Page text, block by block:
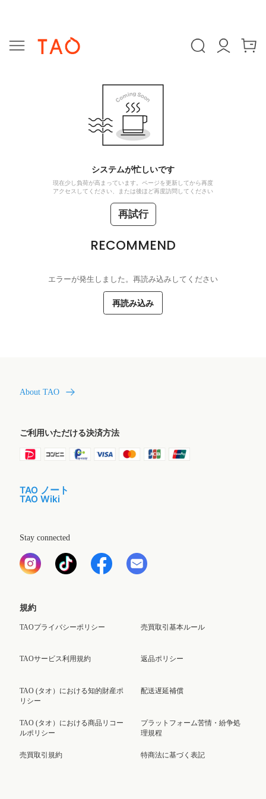
システムが忙しいです
現在少し負荷が高まっています。ページを更新してから再度
アクセスしてください、または後ほど再度訪問してください
再試行
RECOMMEND
エラーが発生しました。再読み込みしてください
再読み込み
About TAO
ご利用いただける決済方法
TAO ノート
TAO Wiki
Stay connected
規約
TAOプライバシーポリシー
TAOサービス利用規約
TAO (タオ）における知的財産ポ
リシー
TAO (タオ）における商品リコー
ルポリシー
売買取引規約
売買取引基本ルール
返品ポリシー
配送遅延補償
プラットフォーム苦情・紛争処
理規程
特商法に基づく表記